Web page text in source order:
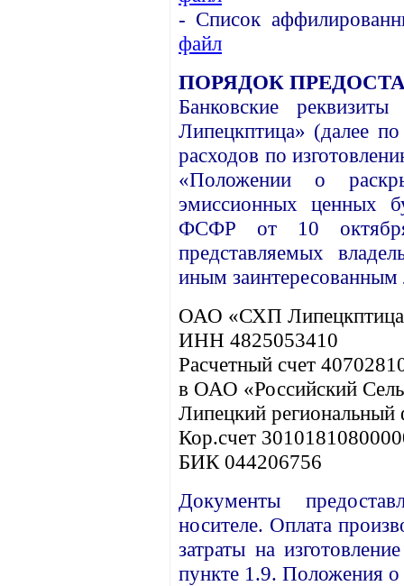
- Список
файл
ПОРЯДОК
Банковские реквизиты
Липецкптица» (далее
расходов по
«Положении о
эмиссионных ценных
ФСФР от 10
представляемых
иным заинтересованным
ОАО «СХП
ИНН 4825053410
Расчетный счет
в ОАО «Российский
Липецкий региональный
Кор.счет
БИК 044206756
Документы
носителе. Оплата
затраты на
пункте 1.9. Положения